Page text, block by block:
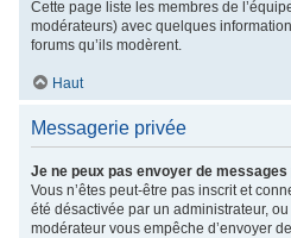
Cette page liste les membres de
modérateurs) avec quelques
forums qu’ils modèrent.
Haut
Messagerie privée
Je ne peux pas envoyer de messages
Vous n’êtes peut-être pas inscrit et
été désactivée par un administrateur,
modérateur vous empêche d’envoyer